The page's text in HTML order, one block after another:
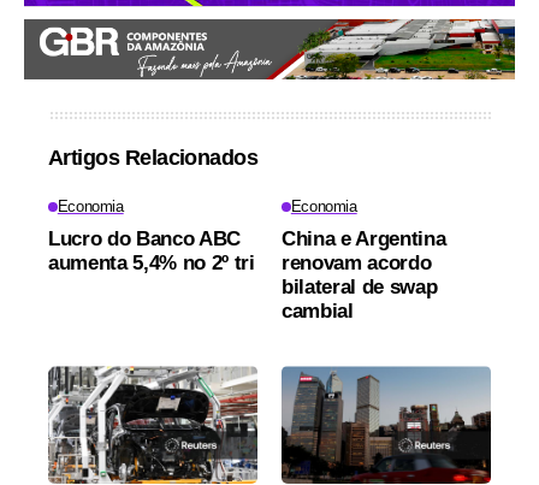
Artigos Relacionados
Economia
Lucro do Banco ABC
aumenta 5,4% no 2º tri
Economia
China e Argentina
renovam acordo
bilateral de swap
cambial